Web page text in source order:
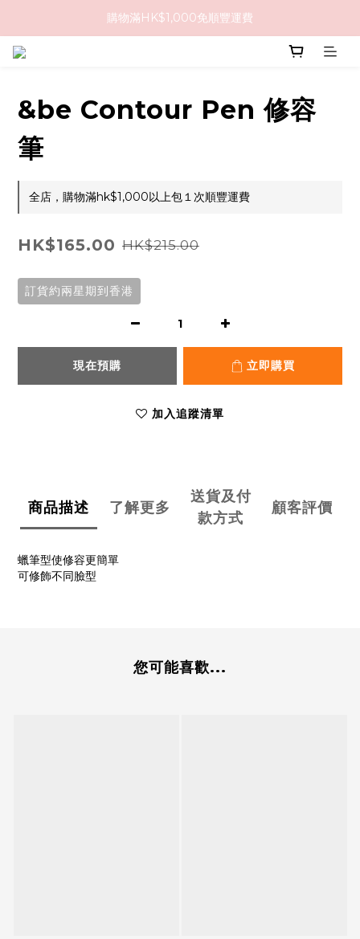
購物滿HK$1,000免順豐運費
購物滿HK$1,000免順豐運費
&be Contour Pen 修容
筆
全店，購物滿hk$1,000以上包１次順豐運費
HK$165.00 HK$215.00
訂貨約兩星期到香港
現在預購 立即購買
加入追蹤清單
商品描述 了解更多
送貨及付
款方式
顧客評價
蠟筆型使修容更簡單
可修飾不同臉型
您可能喜歡...